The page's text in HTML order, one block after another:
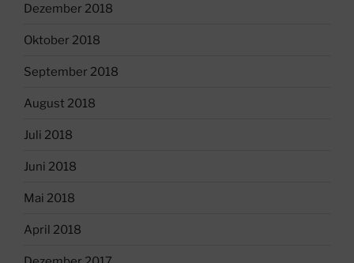
Dezember 2018
Oktober 2018
September 2018
August 2018
Juli 2018
Juni 2018
Mai 2018
April 2018